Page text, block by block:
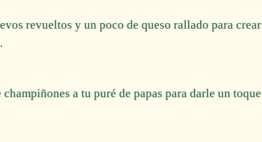
revueltos y un poco de queso rallado para crear
a tu puré de papas para darle un toque